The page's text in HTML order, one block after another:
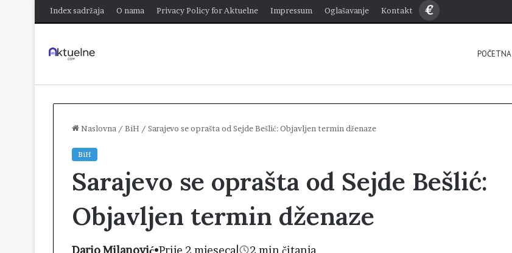
Index sadržaja O nama Privacy Policy for Aktuelne Impressum Oglašavanje Kontakt €
POČETNA
Naslovna / BiH / Sarajevo se oprašta od Sejde Bešlić: Objavljen termin dženaze
BiH
Sarajevo se oprašta od Sejde Bešlić:
Objavljen termin dženaze
Dario Milanović•Prije 2 mjeseca 2 min čitanja